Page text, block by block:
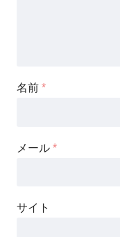
名前 *
メール *
サイト